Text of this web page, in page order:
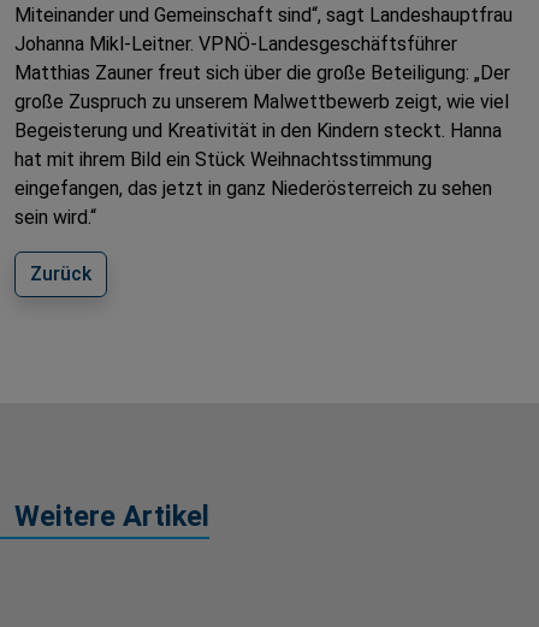
Miteinander und Gemeinschaft sind“, sagt Landeshauptfrau
Johanna Mikl-Leitner. VPNÖ-Landesgeschäftsführer
Matthias Zauner freut sich über die große Beteiligung: „Der
große Zuspruch zu unserem Malwettbewerb zeigt, wie viel
Begeisterung und Kreativität in den Kindern steckt. Hanna
hat mit ihrem Bild ein Stück Weihnachtsstimmung
eingefangen, das jetzt in ganz Niederösterreich zu sehen
sein wird.“
Zurück
Weitere Artikel